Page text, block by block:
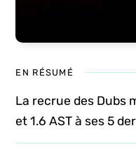
EN RÉSUMÉ
La recrue des Dubs
et 1.6 AST à ses 5